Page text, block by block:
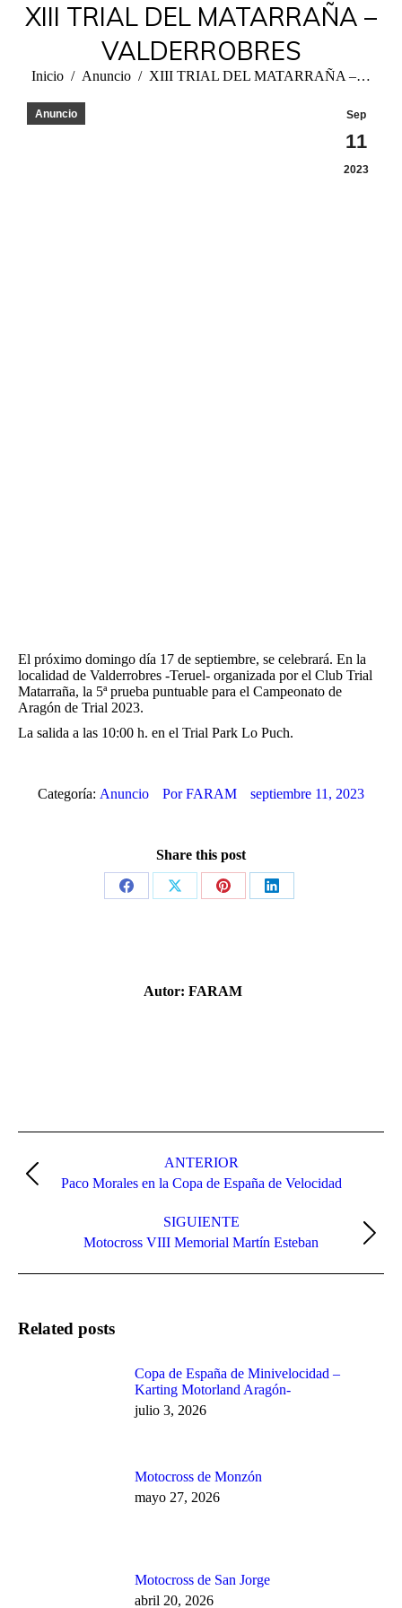
XIII TRIAL DEL MATARRAÑA –
VALDERROBRES
Estás aquí:
Inicio Anuncio XIII TRIAL DEL MATARRAÑA –…
Sep
11
2023
Anuncio
El próximo domingo día 17 de septiembre, se celebrará. En la
localidad de Valderrobres -Teruel- organizada por el Club Trial
Matarraña, la 5ª prueba puntuable para el Campeonato de
Aragón de Trial 2023.
La salida a las 10:00 h. en el Trial Park Lo Puch.
Categoría: Anuncio PorFARAM septiembre 11, 2023
Share this post
Share
Share
Share
Share
Autor: FARAM
entre
publicaciones
ANTERIOR
Publicación
anterior:
Paco Morales en la Copa de España de Velocidad
SIGUIENTE
Publicación
Motocross VIII Memorial Martín Esteban
Related posts
Copa de España de Minivelocidad –
Karting Motorland Aragón-
julio 3, 2026
Motocross de Monzón
mayo 27, 2026
Motocross de San Jorge
abril 20, 2026